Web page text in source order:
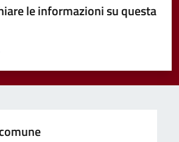
le informazioni su questa
5 stelle su 5
stelle su 5
su 5
5